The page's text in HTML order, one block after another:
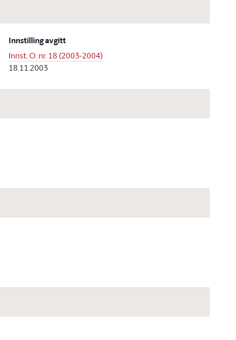
Innstilling avgitt
Innst. O. nr. 18 (2003-2004)
18.11.2003